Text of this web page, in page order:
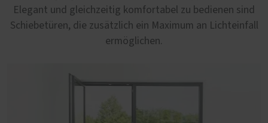
Elegant und gleichzeitig komfortabel zu bedienen sind
Schiebetüren, die zusätzlich ein Maximum an Lichteinfall
ermöglichen.